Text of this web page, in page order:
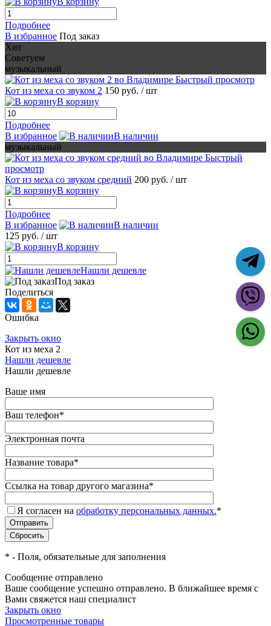
Подробнее
В избранное Под заказ
Хит
Советуем
музыкальный
Быстрый просмотр
Кот из меха со звуком 2 150 руб. / шт
В корзину
Подробнее
В избранное
В наличии
музыкальный
Быстрый
просмотр
Кот из меха со звуком средний 200 руб. / шт
В корзину
Подробнее
В избранное
В наличии
125 руб. / шт
В корзину
Нашли дешевле
Под заказ
Поделиться
Ошибка
Закрыть окно
Кот из меха 2
Нашли дешевле
Нашли дешевле
Ваше имя
Ваш телефон*
Электронная почта
Название товара*
Ссылка на товар другого магазина*
Я согласен на обработку персональных данных.*
* - Поля, обязательные для заполнения
Сообщение отправлено
Ваше сообщение успешно отправлено. В ближайшее время с
Вами свяжется наш специалист
Закрыть окно
Просмотренные товары